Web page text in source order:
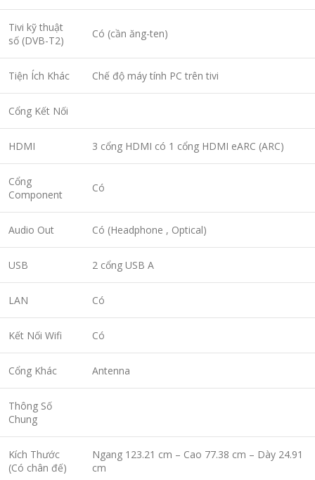
Tivi kỹ thuật
số (DVB-T2)
Có (cần ăng-ten)
Tiện Ích Khác Chế độ máy tính PC trên tivi
Cổng Kết Nối
HDMI 3 cổng HDMI có 1 cổng HDMI eARC (ARC)
Cổng
Component
Có
Audio Out Có (Headphone , Optical)
USB 2 cổng USB A
LAN Có
Kết Nối Wifi Có
Cổng Khác Antenna
Thông Số
Chung
Kích Thước
(Có chân đế)
Ngang 123.21 cm – Cao 77.38 cm – Dày 24.91
cm